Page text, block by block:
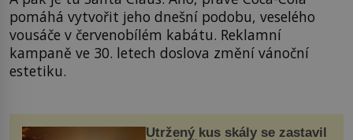
pomáhá vytvořit jeho dnešní podobu, veselého
vousáče v červenobílém kabátu. Reklamní
kampaně ve 30. letech doslova změní vánoční
estetiku.
Utržený kus skály se zastavil